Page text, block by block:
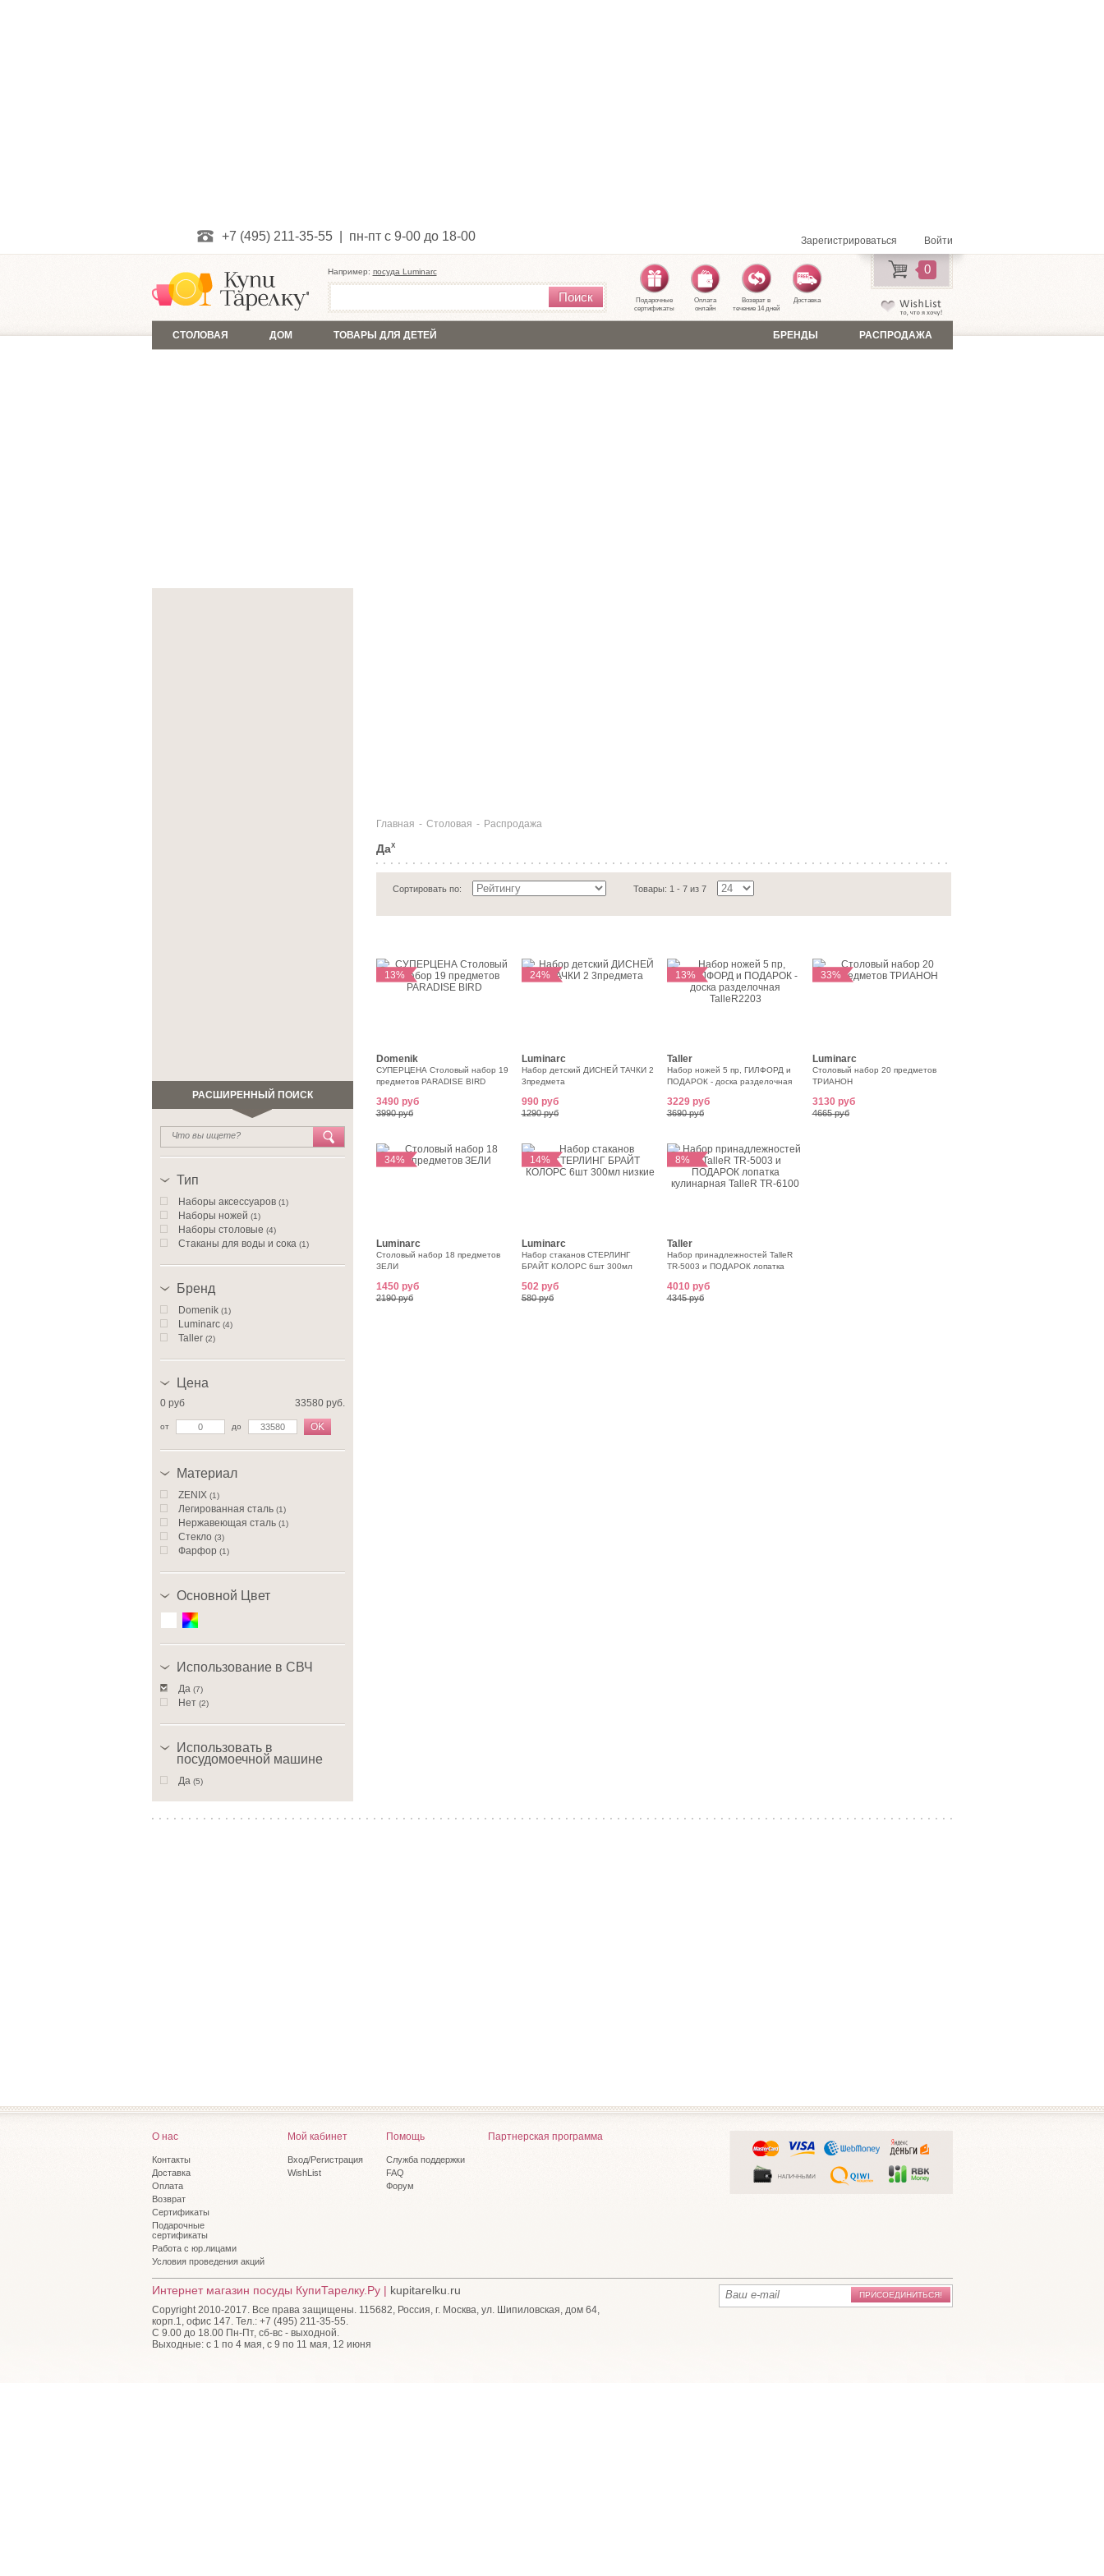
+7 (495) 211-35-55 | пн-пт с 9-00 до 18-00 Зарегистрироваться Войти
0
Например: посуда Luminarc
Поиск
Подарочные
сертификаты
Оплата
онлайн
Возврат в
течение 14 дней
Доставка
СТОЛОВАЯ ДОМ ТОВАРЫ ДЛЯ ДЕТЕЙ РАСПРОДАЖА
БРЕНДЫ
РАСШИРЕННЫЙ ПОИСК
Тип
Наборы аксессуаров (1)
Наборы ножей (1)
Наборы столовые (4)
Стаканы для воды и сока (1)
Бренд
Domenik (1)
Luminarc (4)
Taller (2)
Цена
0 руб 33580 руб.
от до OK
Материал
ZENIX (1)
Легированная сталь (1)
Нержавеющая сталь (1)
Стекло (3)
Фарфор (1)
Основной Цвет
Использование в СВЧ
Да (7)
Нет (2)
Использовать в
посудомоечной машине
Да (5)
Главная - Столовая - Распродажа
ДаX
Сортировать по: Товары: 1 - 7 из 7
13%
Domenik
СУПЕРЦЕНА Столовый набор 19
предметов PARADISE BIRD
3490 руб
3990 руб
24%
Luminarc
Набор детский ДИСНЕЙ ТАЧКИ 2
3предмета
990 руб
1290 руб
13%
Taller
Набор ножей 5 пр, ГИЛФОРД и
ПОДАРОК - доска разделочная
3229 руб
3690 руб
33%
Luminarc
Столовый набор 20 предметов
ТРИАНОН
3130 руб
4665 руб
34%
Luminarc
Столовый набор 18 предметов
ЗЕЛИ
1450 руб
2190 руб
14%
Luminarc
Набор стаканов СТЕРЛИНГ
БРАЙТ КОЛОРС 6шт 300мл
502 руб
580 руб
8%
Taller
Набор принадлежностей TalleR
TR-5003 и ПОДАРОК лопатка
4010 руб
4345 руб
О нас
Контакты
Доставка
Оплата
Возврат
Сертификаты
Подарочные
сертификаты
Работа с юр.лицами
Условия проведения акций
Мой кабинет
Вход/Регистрация
WishList
Помощь
Служба поддержки
FAQ
Форум
Партнерская программа
ПРИСОЕДИНИТЬСЯ!
Интернет магазин посуды КупиТарелку.Ру | kupitarelku.ru
Copyright 2010-2017. Все права защищены. 115682, Россия, г. Москва, ул. Шипиловская, дом 64,
корп.1, офис 147. Тел.: +7 (495) 211-35-55.
С 9.00 до 18.00 Пн-Пт, сб-вс - выходной.
Выходные: с 1 по 4 мая, с 9 по 11 мая, 12 июня